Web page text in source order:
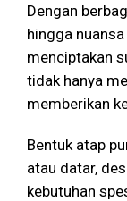
Dengan
hingga
menciptakan
tidak hanya
memberikan
Bentuk atap
atau datar,
kebutuhan